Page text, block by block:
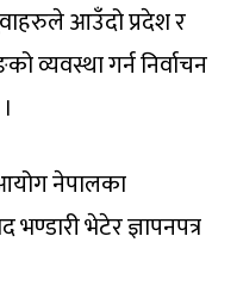
आउँदो प्रदेश र
व्यवस्था गर्न निर्वाचन
नेपालका
भेटेर ज्ञापनपत्र